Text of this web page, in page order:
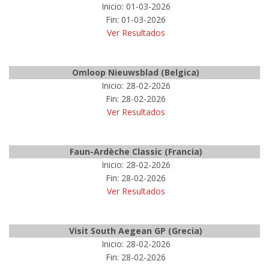
Inicio: 01-03-2026
Fin: 01-03-2026
Ver Resultados
Omloop Nieuwsblad (Belgica)
Inicio: 28-02-2026
Fin: 28-02-2026
Ver Resultados
Faun-Ardèche Classic (Francia)
Inicio: 28-02-2026
Fin: 28-02-2026
Ver Resultados
Visit South Aegean GP (Grecia)
Inicio: 28-02-2026
Fin: 28-02-2026